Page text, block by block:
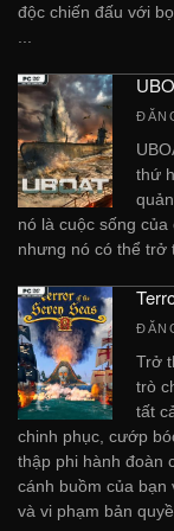
độc chiến đấu với
thứ
nó là cuộc sống
nhưng nó có thể trở
Trở
trò
tất
chinh phục, cướp
thập phi hành đoàn
cánh buồm của bạn
và vi phạm bản